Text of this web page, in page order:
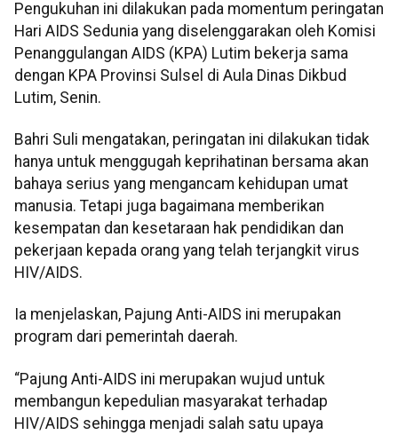
Pengukuhan ini dilakukan pada momentum peringatan
Hari AIDS Sedunia yang diselenggarakan oleh Komisi
Penanggulangan AIDS (KPA) Lutim bekerja sama
dengan KPA Provinsi Sulsel di Aula Dinas Dikbud
Lutim, Senin.
Bahri Suli mengatakan, peringatan ini dilakukan tidak
hanya untuk menggugah keprihatinan bersama akan
bahaya serius yang mengancam kehidupan umat
manusia. Tetapi juga bagaimana memberikan
kesempatan dan kesetaraan hak pendidikan dan
pekerjaan kepada orang yang telah terjangkit virus
HIV/AIDS.
Ia menjelaskan, Pajung Anti-AIDS ini merupakan
program dari pemerintah daerah.
“Pajung Anti-AIDS ini merupakan wujud untuk
membangun kepedulian masyarakat terhadap
HIV/AIDS sehingga menjadi salah satu upaya